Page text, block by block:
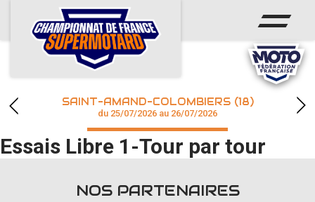
ACCUEIL
ACTUS
CALENDRIER
CHAMPIONNAT
RÉSULTATS
SAINT-AMAND-COLOMBIERS (18)
du 25/07/2026 au 26/07/2026
Essais Libre 1-Tour par tour
NOS PARTENAIRES